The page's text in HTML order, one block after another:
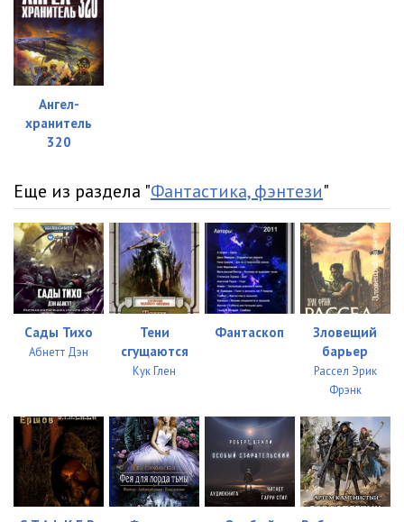
Ангел-
хранитель
320
Еще из раздела "Фантастика, фэнтези"
Сады Тихо
Абнетт Дэн
Тени
сгущаются
Кук Глен
Фантаскоп
Зловещий
барьер
Рассел Эрик
Фрэнк